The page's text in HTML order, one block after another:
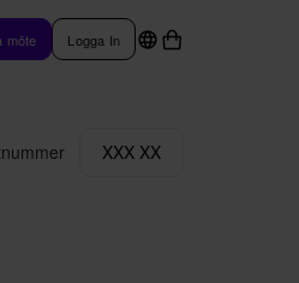
möte Logga In
XXX XX